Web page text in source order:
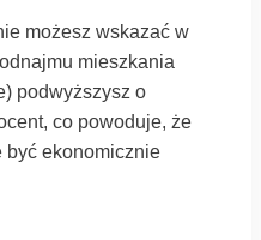
możesz wskazać w
mieszkania
podwyższysz o
co powoduje, że
być ekonomicznie